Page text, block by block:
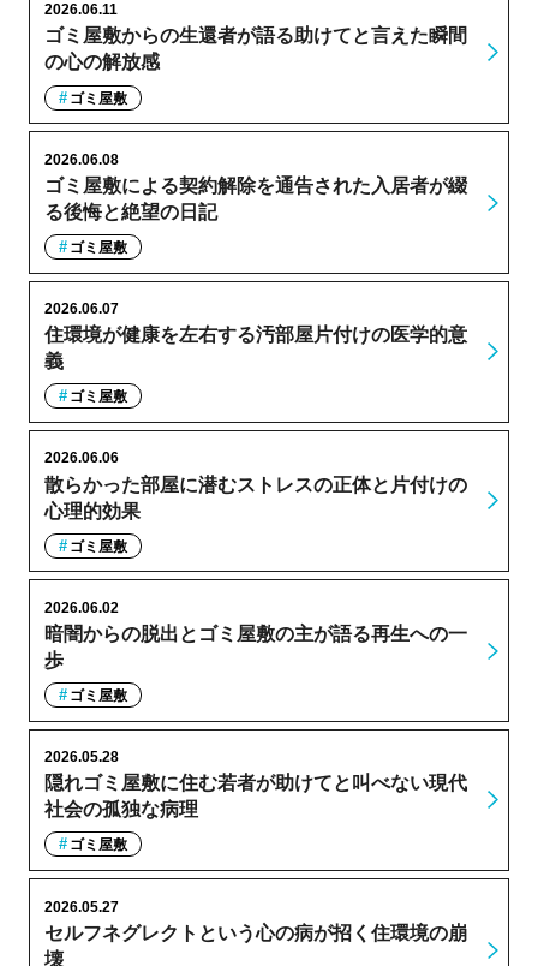
ゴミ屋敷からの生還者が語る助けてと言えた瞬間
の心の解放感
2026.06.11
ゴミ屋敷
ゴミ屋敷による契約解除を通告された入居者が綴
る後悔と絶望の日記
2026.06.08
ゴミ屋敷
住環境が健康を左右する汚部屋片付けの医学的意
義
2026.06.07
ゴミ屋敷
散らかった部屋に潜むストレスの正体と片付けの
心理的効果
2026.06.06
ゴミ屋敷
暗闇からの脱出とゴミ屋敷の主が語る再生への一
歩
2026.06.02
ゴミ屋敷
隠れゴミ屋敷に住む若者が助けてと叫べない現代
社会の孤独な病理
2026.05.28
ゴミ屋敷
セルフネグレクトという心の病が招く住環境の崩
壊
2026.05.27